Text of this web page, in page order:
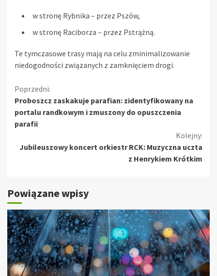
w stronę Rybnika – przez Pszów,
w stronę Raciborza – przez Pstrążną.
Te tymczasowe trasy mają na celu zminimalizowanie
niedogodności związanych z zamknięciem drogi.
Kontynuuj
czytanie
Poprzedni:
Proboszcz zaskakuje parafian: zidentyfikowany na
portalu randkowym i zmuszony do opuszczenia
parafii
Kolejny:
Jubileuszowy koncert orkiestr RCK: Muzyczna uczta
z Henrykiem Krótkim
Powiązane wpisy